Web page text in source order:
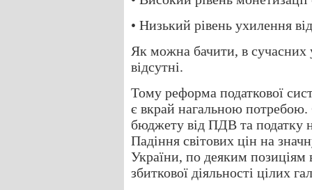
• Низький рівень ухилення
Як можна бачити, в сучасних
відсутні.
Тому реформа податкової
є вкрай нагальною потребою.
бюджету від ПДВ та податку
Падіння світових цін на
України, по деяким позиціям
збиткової діяльності цілих